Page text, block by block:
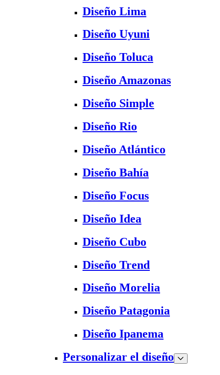
Diseño Lima
Diseño Uyuni
Diseño Toluca
Diseño Amazonas
Diseño Simple
Diseño Rio
Diseño Atlántico
Diseño Bahía
Diseño Focus
Diseño Idea
Diseño Cubo
Diseño Trend
Diseño Morelia
Diseño Patagonia
Diseño Ipanema
Personalizar el diseño